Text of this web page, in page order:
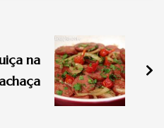
na